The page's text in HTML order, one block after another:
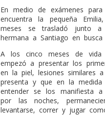
En medio de exámenes
encuentra la pequeña
meses se trasladó junto a
hermana a Santiago en
A los cinco meses de vida
empezó a presentar los
en la piel, lesiones similares
presenta y que en la
entender se los manifiesta
por las noches,
levantarse, correr y jugar